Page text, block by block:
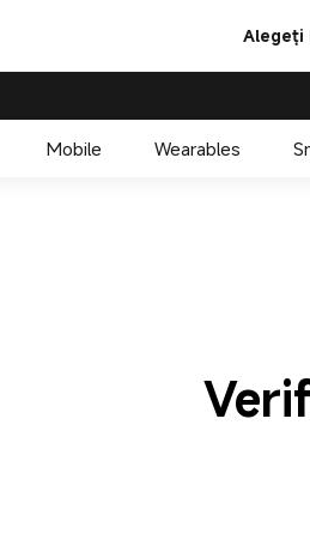
Alegeți
Mobile Wearables